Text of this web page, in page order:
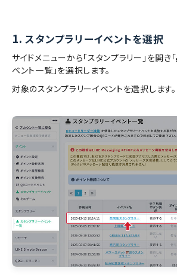
1. スタンプラリーイベントを選択
サイドメニューから「スタンプラリー」を開き「
ベント一覧」を選択します。
対象のスタンプラリーイベントを選択します。